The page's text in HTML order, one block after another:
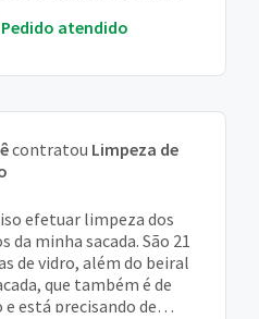
Pedido atendido
contratou Limpeza de
efetuar limpeza dos
da minha sacada. São 21
de vidro, além do beiral
que também é de
e está precisando de